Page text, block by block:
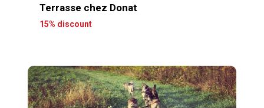
Terrasse chez Donat
15% discount